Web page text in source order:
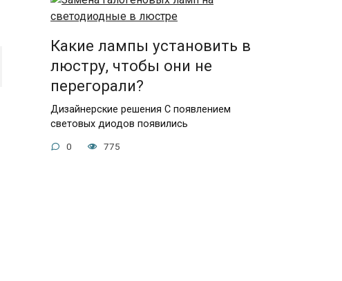
Какие лампы установить в
люстру, чтобы они не
перегорали?
Дизайнерские решения С появлением
световых диодов появились
0 775